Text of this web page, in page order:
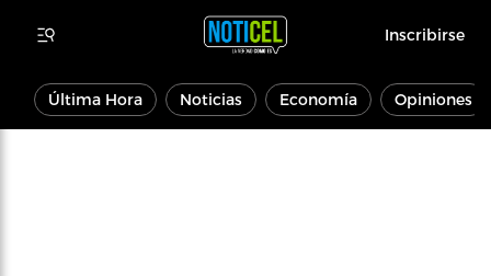
Inscribirse
Última Hora Noticias Economía Opiniones